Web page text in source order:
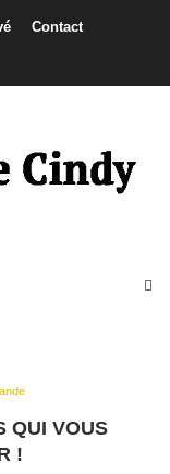
Contact
QUI VOUS
!